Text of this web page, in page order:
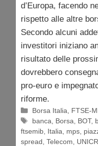
d’Europa, facendo
rispetto alle altre
Secondo alcuni
investitori iniziano
risultato delle
dovrebbero
pro-euro e
riforme.
Categorie
Borsa Italia
FTSE-
Tag
banca Borsa BOT,
ftsemib Italia mps
spread Telecom